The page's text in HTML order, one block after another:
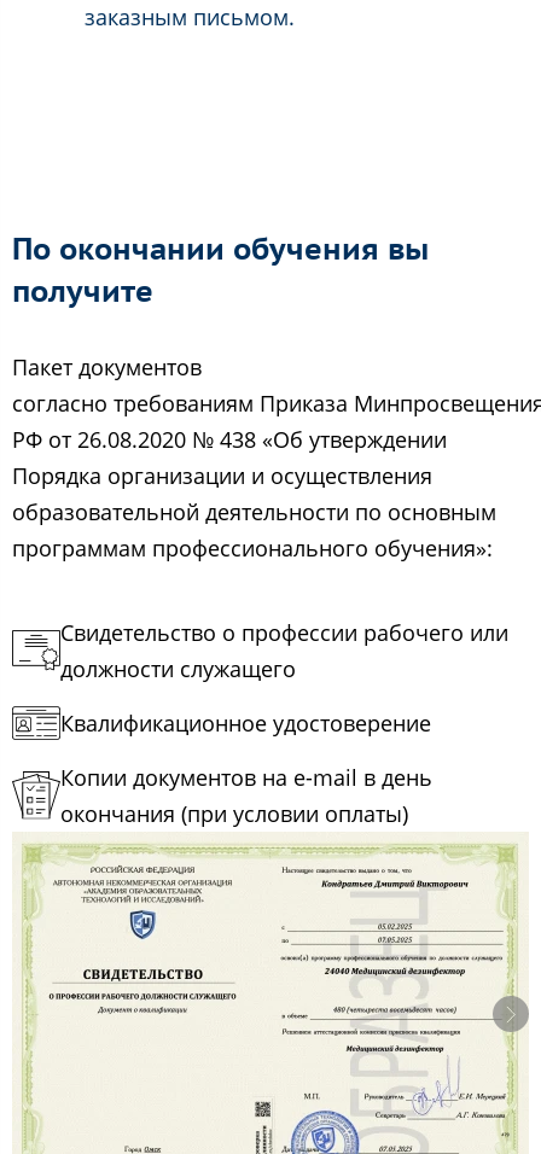
заказным письмом.
По окончании обучения вы
получите
Пакет документов
согласно требованиям Приказа
РФ от 26.08.2020 № 438 «Об утверждении
Порядка организации и осуществления
образовательной деятельности по основным
программам профессионального обучения»:
Свидетельство о профессии рабочего или
должности служащего
Квалификационное удостоверение
Копии документов на e-mail в день
окончания (при условии оплаты)